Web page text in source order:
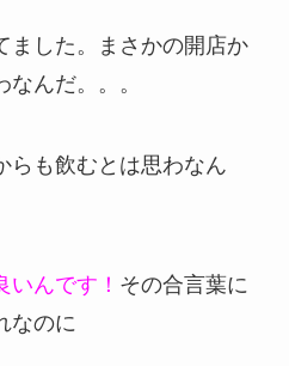
ました。まさかの開店か
んだ。。。
らも飲むとは思わなん
んです！ その合言葉に
なのに